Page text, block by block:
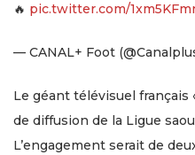
🔥 pic.twitter.com/
— CANAL+ Foot
Le géant télévisuel français
de diffusion de la Ligue
L’engagement serait de